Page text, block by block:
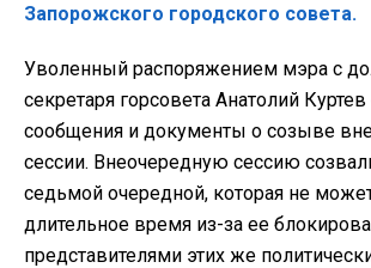
Запорожского городского совета.
Уволенный распоряжением мэра с
секретаря горсовета Анатолий
сообщения и документы о созыве
сессии. Внеочередную сессию
седьмой очередной, которая не
длительное время из-за ее
представителями этих же